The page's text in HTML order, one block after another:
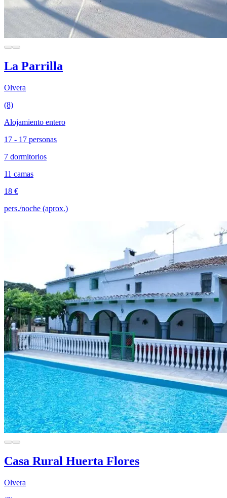
La Parrilla
Olvera
(8)
Alojamiento entero
17 - 17 personas
7 dormitorios
11 camas
18 €
pers./noche (aprox.)
Casa Rural Huerta Flores
Olvera